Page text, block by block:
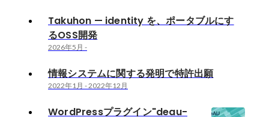
Takuhon — identity を、ポータブルにす
るOSS開発
2026年5月 -
情報システムに関する発明で特許出願
2022年1月 -2022年12月
WordPressプラグイン"deau-